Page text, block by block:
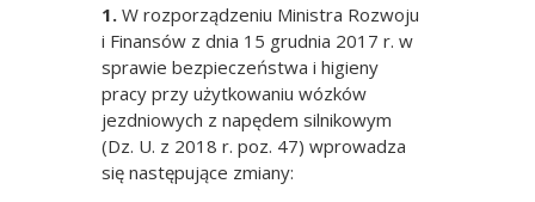
1.W rozporządzeniu Ministra Rozwoju
i Finansów z dnia 15 grudnia 2017 r. w
sprawie bezpieczeństwa i higieny
pracy przy użytkowaniu wózków
jezdniowych z napędem silnikowym
(Dz. U. z 2018 r. poz. 47) wprowadza
się następujące zmiany: